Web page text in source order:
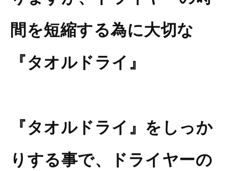
間を短縮する為に大切な
『タオルドライ』
『タオルドライ』をしっか
りする事で、ドライヤーの